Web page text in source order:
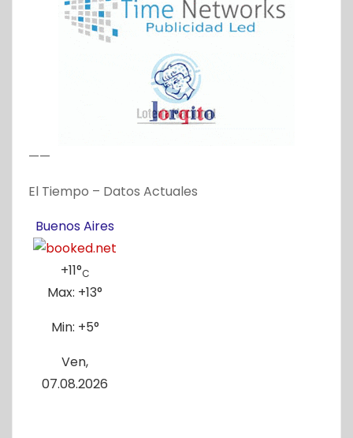
——
El Tiempo – Datos Actuales
Buenos Aires
+11°C
Max: +13°
Min: +5°
Ven,
07.08.2026